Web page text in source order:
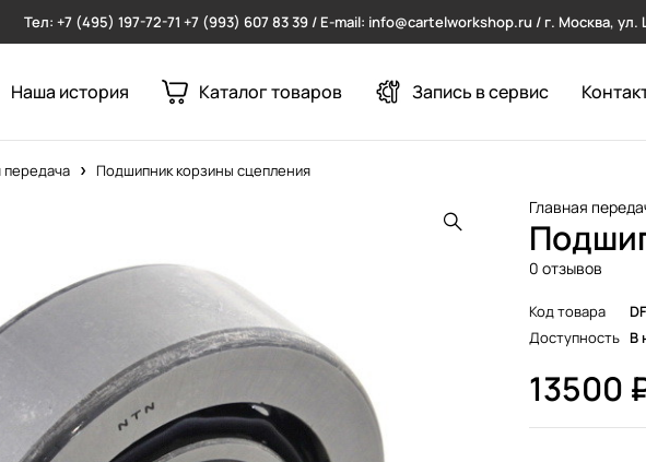
Тел: +7 (495) 197-72-71 +7 (993) 607 83 39 / E-mail: info@cartelworkshop.ru / г. Москва,
Наша история Каталог товаров Запись в сервис
передача Подшипник корзины сцепления
Главная
0 отзывов
Код товара
Доступность В
13500